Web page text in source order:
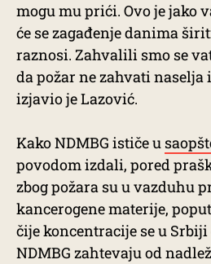
mogu mu prići. Ovo je jako
će se zagađenje danima
raznosi. Zahvalili smo se
da požar ne zahvati
izjavio je Lazović.
Kako NDMBG ističe u
povodom izdali, pored
zbog požara su u vazduhu
kancerogene materije,
čije koncentracije se u
NDMBG zahtevaju od